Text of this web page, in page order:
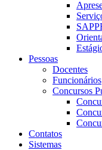
Pessoas
Docentes
Funcionários
Concursos
Contatos
Sistemas